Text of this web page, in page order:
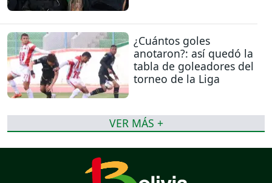
¿Cuántos goles
anotaron?: así quedó la
tabla de goleadores del
torneo de la Liga
VER MÁS +